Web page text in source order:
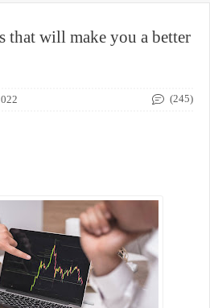
that will make you a better
(245)